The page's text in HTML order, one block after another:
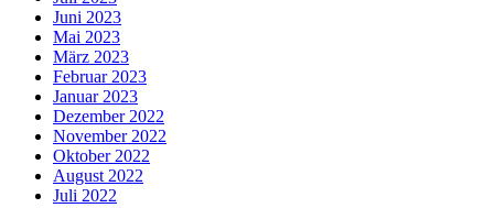
Juni 2023
Mai 2023
März 2023
Februar 2023
Januar 2023
Dezember 2022
November 2022
Oktober 2022
August 2022
Juli 2022